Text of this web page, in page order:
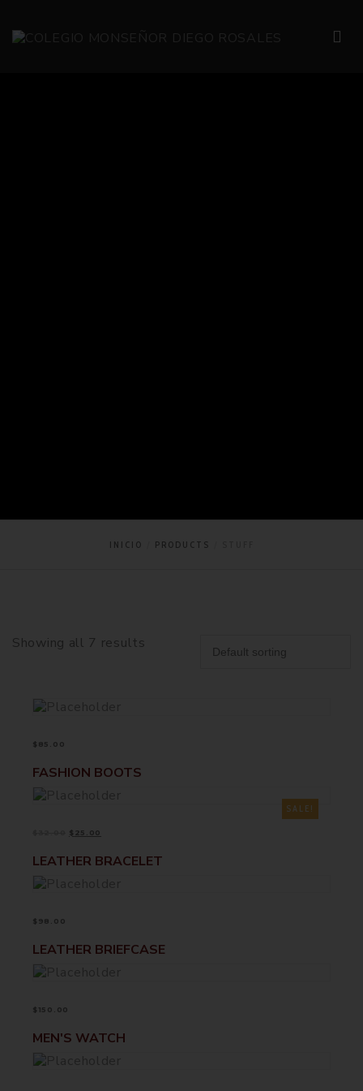
INICIO PRODUCTS
Showing all 7 results
$ 85.00
ADD TO CART
FASHION BOOTS
SALE!
$ 25.00
ADD TO CART
LEATHER BRACELET
$ 98.00
ADD TO CART
LEATHER BRIEFCASE
$ 150.00
READ MORE
MEN'S WATCH